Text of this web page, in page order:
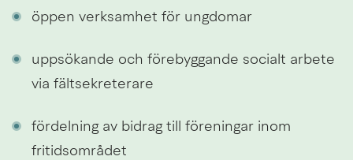
öppen verksamhet för ungdomar
uppsökande och förebyggande socialt arbete
via fältsekreterare
fördelning av bidrag till föreningar inom
fritidsområdet